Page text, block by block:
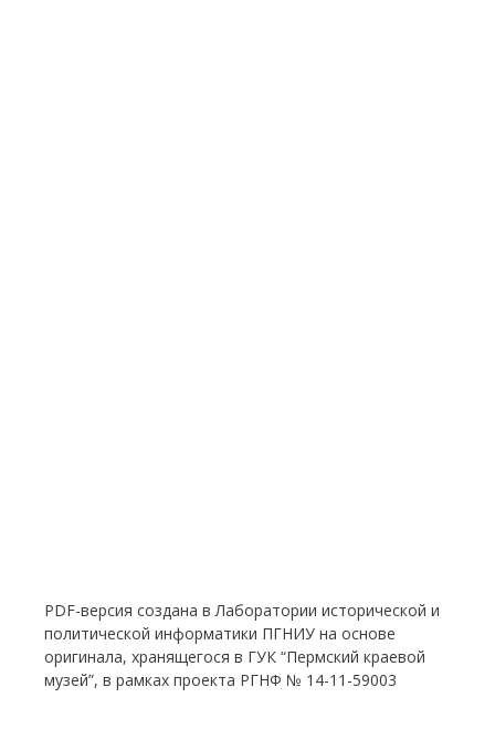
PDF-версия создана в Лаборатории исторической и
политической информатики ПГНИУ на основе
оригинала, хранящегося в ГУК “Пермский краевой
музей”, в рамках проекта РГНФ № 14-11-59003